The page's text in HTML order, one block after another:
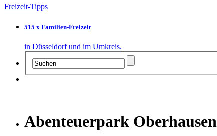
Freizeit-Tipps
515 x Familien-Freizeit
in Düsseldorf und im Umkreis.
Abenteuerpark Oberhausen